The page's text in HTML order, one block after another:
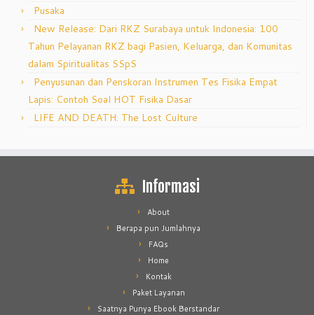
Pusaka
New Release: Dari RKZ Surabaya untuk Indonesia: 100
Tahun Pelayanan RKZ bagi Pasien, Keluarga, dan Komunitas
dalam Spiritualitas SSpS
Penyusunan dan Penskoran Instrumen Tes Fisika Empat
Lapis: Contoh Soal HOT Fisika Dasar
LIFE AND DEATH: The Lost Culture
Informasi
About
Berapa pun Jumlahnya
FAQs
Home
Kontak
Paket Layanan
Saatnya Punya Ebook Berstandar